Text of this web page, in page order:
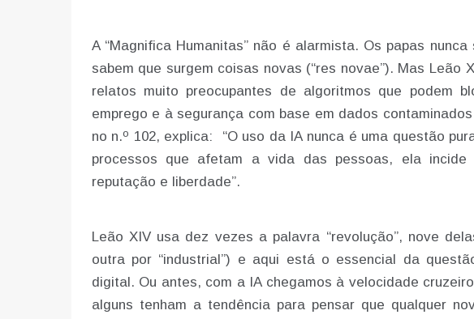
A “Magnifica Humanitas” não é alarmista. Os papas
sabem que surgem coisas novas (“res novae”). Mas Leão
relatos muito preocupantes de algoritmos que podem
emprego e à segurança com base em dados
no n.º 102, explica: “O uso da IA nunca é uma questão
processos que afetam a vida das pessoas, ela incide
reputação e liberdade”.
Leão XIV usa dez vezes a palavra “revolução”, nove
outra por “industrial”) e aqui está o essencial da
digital. Ou antes, com a IA chegamos à velocidade
alguns tenham a tendência para pensar que qualquer